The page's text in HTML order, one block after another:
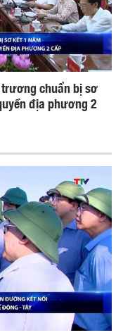
chuẩn bị sơ
địa phương 2